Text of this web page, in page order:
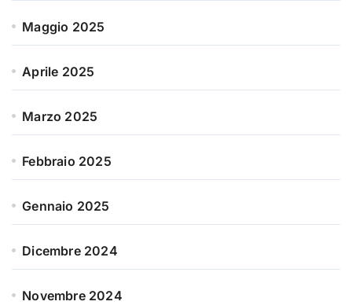
Maggio 2025
Aprile 2025
Marzo 2025
Febbraio 2025
Gennaio 2025
Dicembre 2024
Novembre 2024